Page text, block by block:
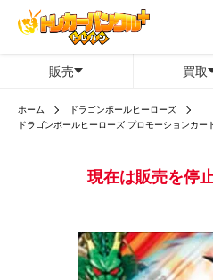
販売 買取
ホーム
ドラゴンボールヒーローズ
ドラゴンボールヒーローズ プロモーションカー
現在は販売を停